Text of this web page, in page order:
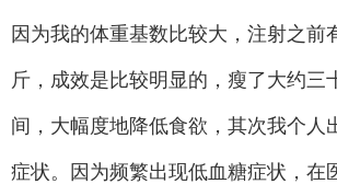
因为我的体重基数比较大，注射之前
斤，成效是比较明显的，瘦了大约三
间，大幅度地降低食欲，其次我个人
症状。因为频繁出现低血糖症状，在